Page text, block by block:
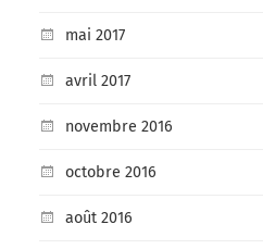
mai 2017
avril 2017
novembre 2016
octobre 2016
août 2016